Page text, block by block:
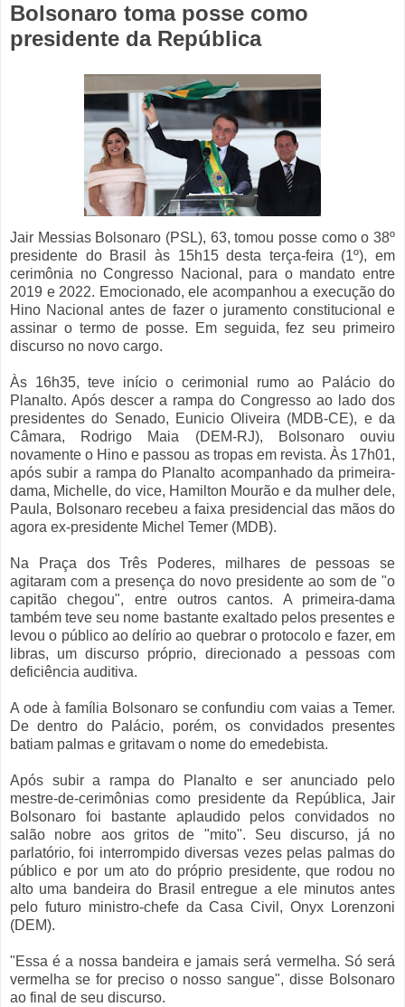
Bolsonaro toma posse como
presidente da República
Jair Messias Bolsonaro (PSL), 63, tomou posse como o 38º
presidente do Brasil às 15h15 desta terça-feira (1º), em
cerimônia no Congresso Nacional, para o mandato entre
2019 e 2022. Emocionado, ele acompanhou a execução do
Hino Nacional antes de fazer o juramento constitucional e
assinar o termo de posse. Em seguida, fez seu primeiro
discurso no novo cargo.
Às 16h35, teve início o cerimonial rumo ao Palácio do
Planalto. Após descer a rampa do Congresso ao lado dos
presidentes do Senado, Eunicio Oliveira (MDB-CE), e da
Câmara, Rodrigo Maia (DEM-RJ), Bolsonaro ouviu
novamente o Hino e passou as tropas em revista. Às 17h01,
após subir a rampa do Planalto acompanhado da primeira-
dama, Michelle, do vice, Hamilton Mourão e da mulher dele,
Paula, Bolsonaro recebeu a faixa presidencial das mãos do
agora ex-presidente Michel Temer (MDB).
Na Praça dos Três Poderes, milhares de pessoas se
agitaram com a presença do novo presidente ao som de "o
capitão chegou", entre outros cantos. A primeira-dama
também teve seu nome bastante exaltado pelos presentes e
levou o público ao delírio ao quebrar o protocolo e fazer, em
libras, um discurso próprio, direcionado a pessoas com
deficiência auditiva.
A ode à família Bolsonaro se confundiu com vaias a Temer.
De dentro do Palácio, porém, os convidados presentes
batiam palmas e gritavam o nome do emedebista.
Após subir a rampa do Planalto e ser anunciado pelo
mestre-de-cerimônias como presidente da República, Jair
Bolsonaro foi bastante aplaudido pelos convidados no
salão nobre aos gritos de "mito". Seu discurso, já no
parlatório, foi interrompido diversas vezes pelas palmas do
público e por um ato do próprio presidente, que rodou no
alto uma bandeira do Brasil entregue a ele minutos antes
pelo futuro ministro-chefe da Casa Civil, Onyx Lorenzoni
(DEM).
"Essa é a nossa bandeira e jamais será vermelha. Só será
vermelha se for preciso o nosso sangue", disse Bolsonaro
ao final de seu discurso.